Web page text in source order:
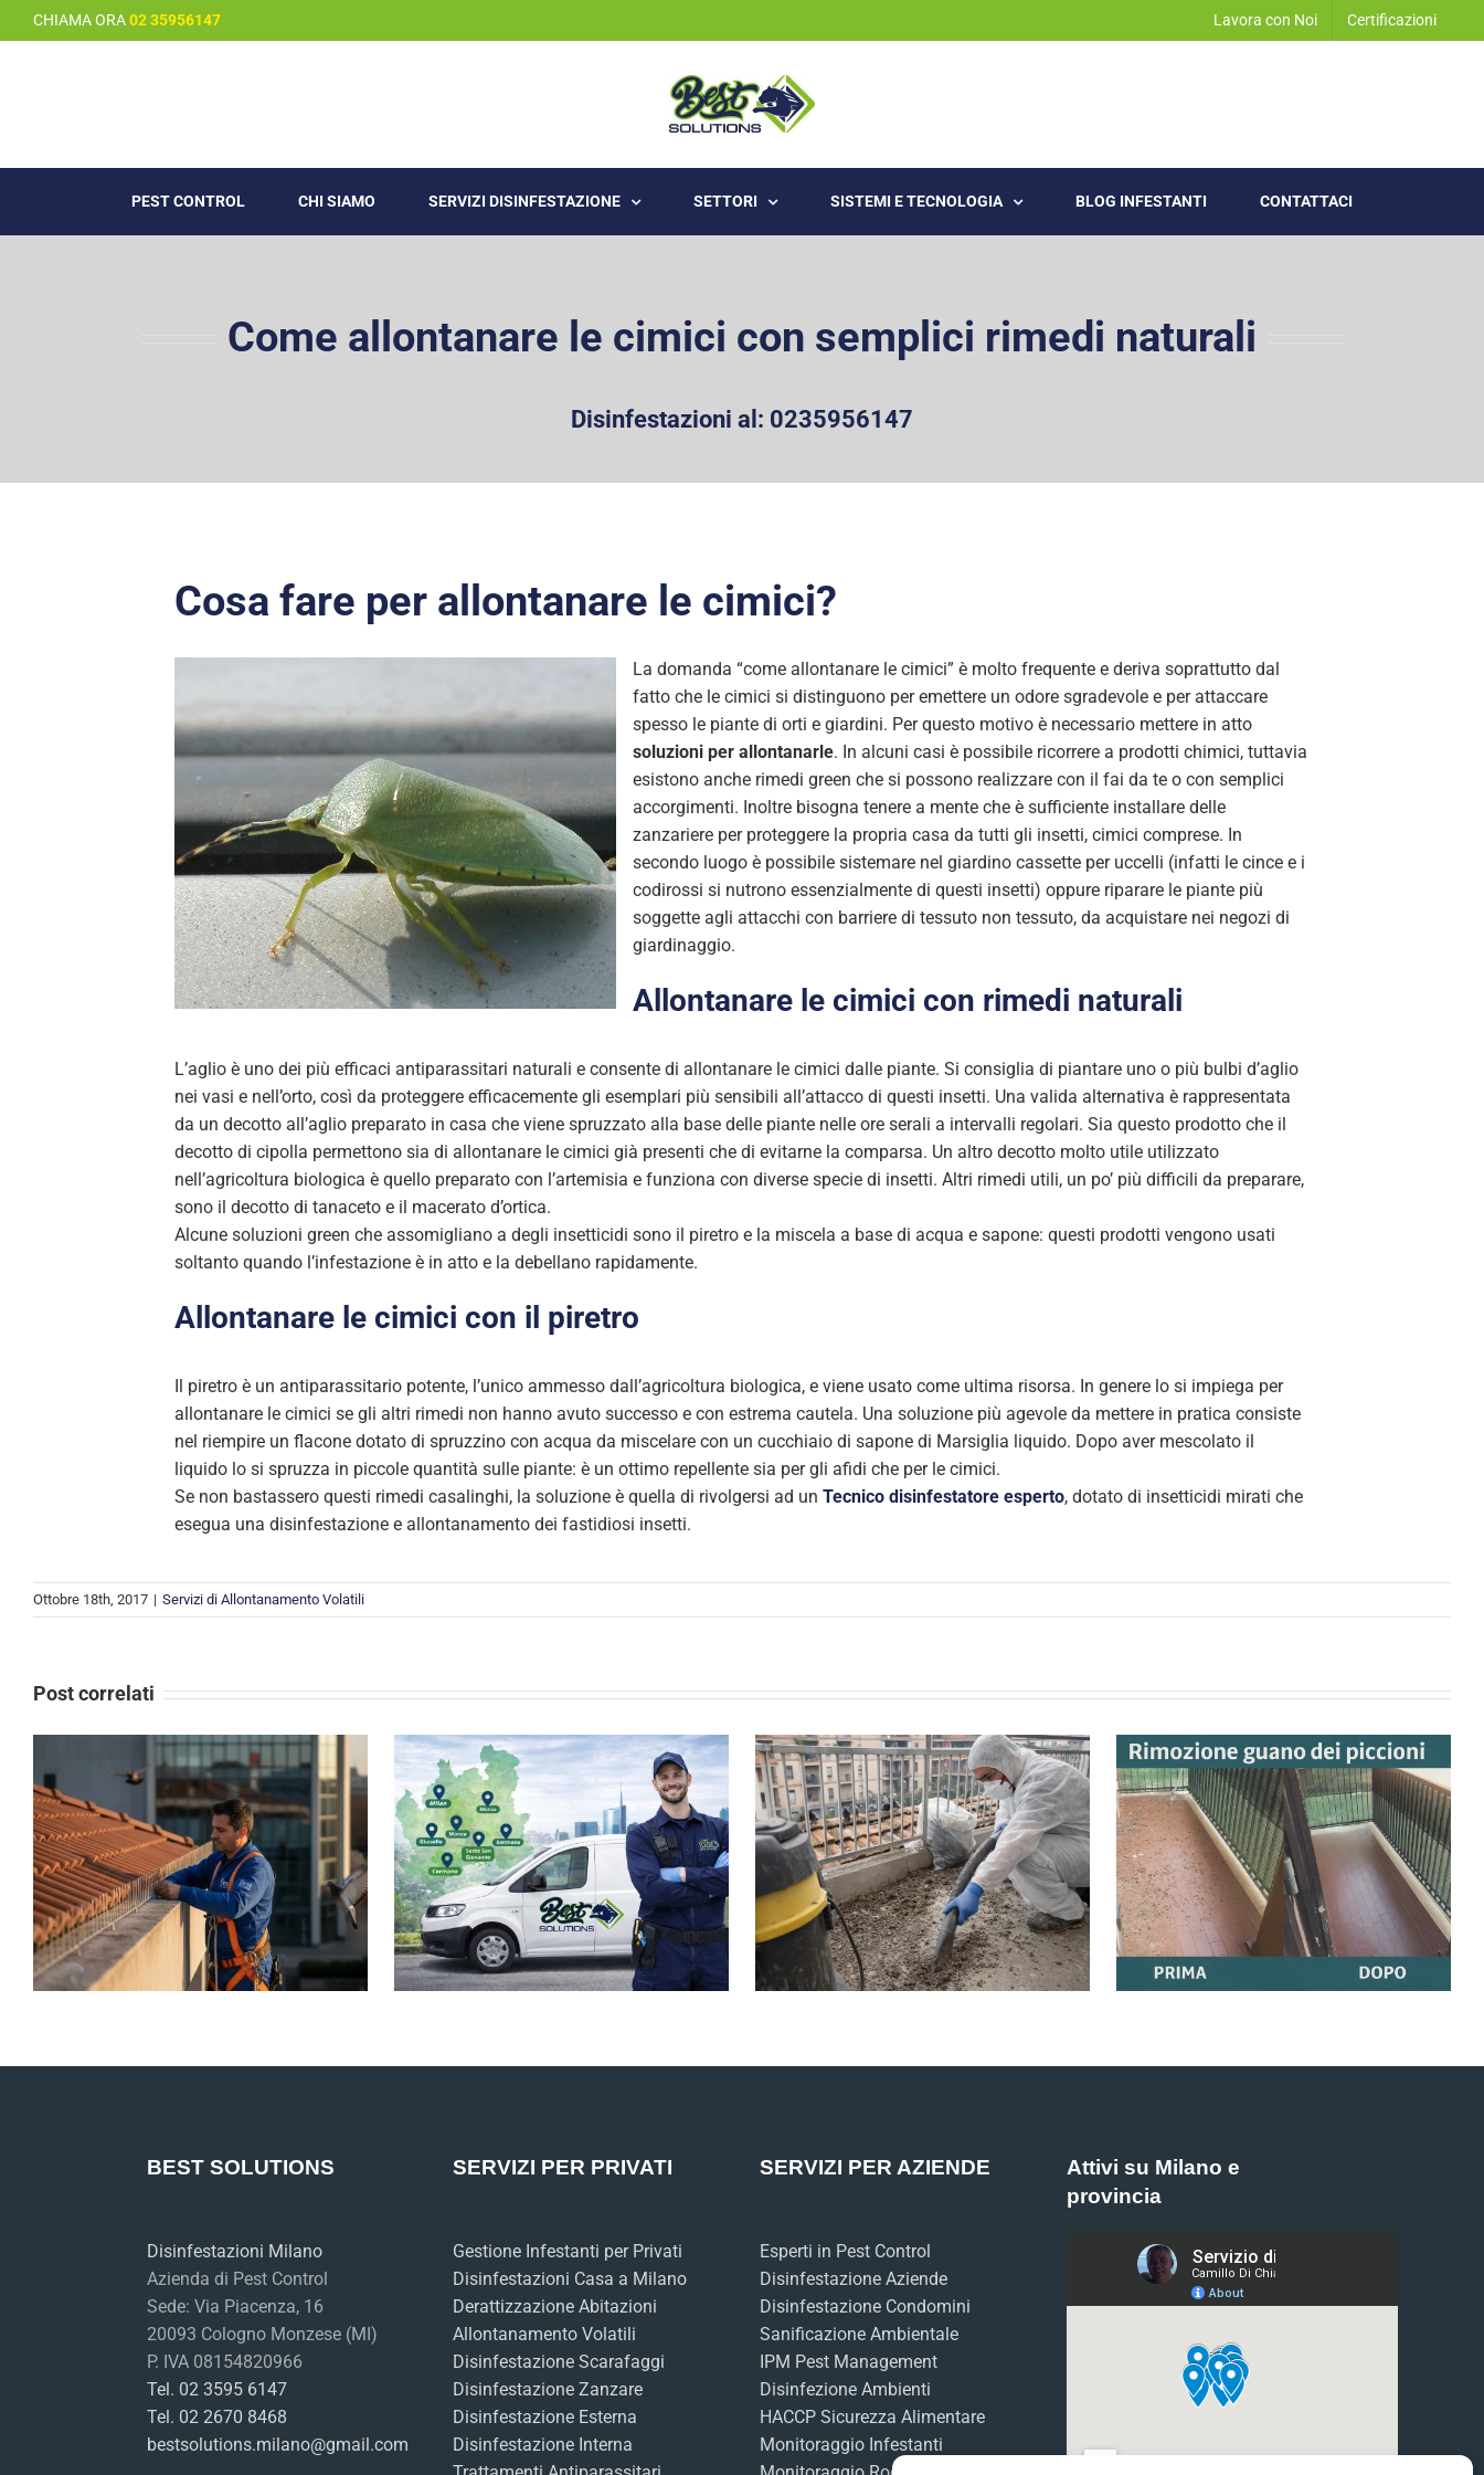
Salta
al
CHIAMA ORA02 35956147 Lavora con Noi Certificazioni
PEST CONTROL CHI SIAMO SERVIZI DISINFESTAZIONE SETTORI SISTEMI E TECNOLOGIA BLOG INFESTANTI CONTATTACI
Come allontanare le cimici con semplici rimedi naturali
Disinfestazioni al: 0235956147
Cosa fare per allontanare le cimici?
La domanda “come allontanare le cimici” è molto frequente e deriva soprattutto dal
fatto che le cimici si distinguono per emettere un odore sgradevole e per attaccare
spesso le piante di orti e giardini. Per questo motivo è necessario mettere in atto
soluzioni per allontanarle. In alcuni casi è possibile ricorrere a prodotti chimici, tuttavia
esistono anche rimedi green che si possono realizzare con il fai da te o con semplici
accorgimenti. Inoltre bisogna tenere a mente che è sufficiente installare delle
zanzariere per proteggere la propria casa da tutti gli insetti, cimici comprese. In
secondo luogo è possibile sistemare nel giardino cassette per uccelli (infatti le cince e i
codirossi si nutrono essenzialmente di questi insetti) oppure riparare le piante più
soggette agli attacchi con barriere di tessuto non tessuto, da acquistare nei negozi di
giardinaggio.
Allontanare le cimici con rimedi naturali
L’aglio è uno dei più efficaci antiparassitari naturali e consente di allontanare le cimici dalle piante. Si consiglia di piantare uno o più bulbi d’aglio
nei vasi e nell’orto, così da proteggere efficacemente gli esemplari più sensibili all’attacco di questi insetti. Una valida alternativa è rappresentata
da un decotto all’aglio preparato in casa che viene spruzzato alla base delle piante nelle ore serali a intervalli regolari. Sia questo prodotto che il
decotto di cipolla permettono sia di allontanare le cimici già presenti che di evitarne la comparsa. Un altro decotto molto utile utilizzato
nell’agricoltura biologica è quello preparato con l’artemisia e funziona con diverse specie di insetti. Altri rimedi utili, un po’ più difficili da preparare,
sono il decotto di tanaceto e il macerato d’ortica.
Alcune soluzioni green che assomigliano a degli insetticidi sono il piretro e la miscela a base di acqua e sapone: questi prodotti vengono usati
soltanto quando l’infestazione è in atto e la debellano rapidamente.
Allontanare le cimici con il piretro
Il piretro è un antiparassitario potente, l’unico ammesso dall’agricoltura biologica, e viene usato come ultima risorsa. In genere lo si impiega per
allontanare le cimici se gli altri rimedi non hanno avuto successo e con estrema cautela. Una soluzione più agevole da mettere in pratica consiste
nel riempire un flacone dotato di spruzzino con acqua da miscelare con un cucchiaio di sapone di Marsiglia liquido. Dopo aver mescolato il
liquido lo si spruzza in piccole quantità sulle piante: è un ottimo repellente sia per gli afidi che per le cimici.
Se non bastassero questi rimedi casalinghi, la soluzione è quella di rivolgersi ad unTecnico disinfestatore esperto, dotato di insetticidi mirati che
esegua una disinfestazione e allontanamento dei fastidiosi insetti.
Ottobre 18th, 2017 | Servizi di Allontanamento Volatili
Post correlati
Allontanamento Volatili e
Piccioni a Cologno
Monzese – Milano
Disinfestazione e
Derattizzazione in
Provincia di Milano e
Monza Brianza
Rischi Sanitari dei
Piccioni: il Guano
Pericoloso!
Bonifica e Smaltimento
Guano Piccioni: Pulizia e
BEST SOLUTIONS
Disinfestazioni Milano
Azienda di Pest Control
Sede: Via Piacenza, 16
20093 Cologno Monzese (MI)
P. IVA 08154820966
Tel. 02 3595 6147
Tel. 02 2670 8468
bestsolutions.milano@gmail.com
SERVIZI PER PRIVATI
Gestione Infestanti per Privati
Disinfestazioni Casa a Milano
Derattizzazione Abitazioni
Allontanamento Volatili
Disinfestazione Scarafaggi
Disinfestazione Zanzare
Disinfestazione Esterna
Disinfestazione Interna
SERVIZI PER AZIENDE
Esperti in Pest Control
Disinfestazione Aziende
Disinfestazione Condomini
Sanificazione Ambientale
IPM Pest Management
Disinfezione Ambienti
HACCP Sicurezza Alimentare
Monitoraggio Infestanti
Attivi su Milano e
provincia